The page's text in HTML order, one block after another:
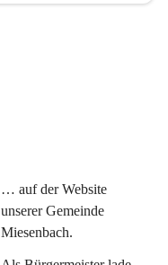
… auf der Website
unserer Gemeinde
Miesenbach.